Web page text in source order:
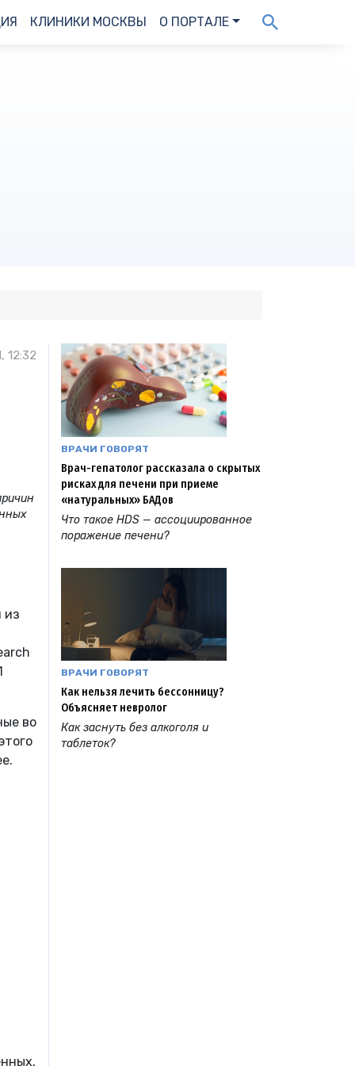
КЛИНИКИ МОСКВЫ О ПОРТАЛЕ
12:32
из
во
ВРАЧИ ГОВОРЯТ
Врач-гепатолог рассказала о скрытых
рисках для печени при приеме
«натуральных» БАДов
Что такое HDS — ассоциированное
поражение печени?
ВРАЧИ ГОВОРЯТ
Как нельзя лечить бессонницу?
Объясняет невролог
Как заснуть без алкоголя и
таблеток?